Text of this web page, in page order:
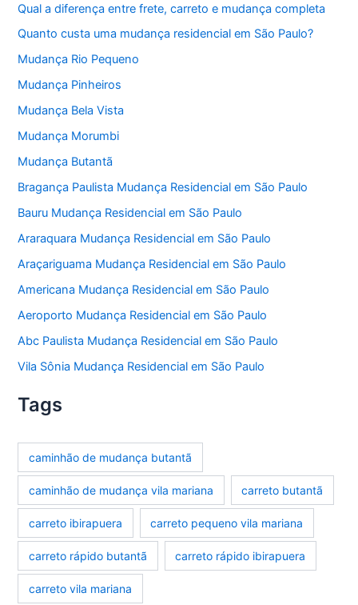
Qual a diferença entre frete, carreto e mudança completa
Quanto custa uma mudança residencial em São Paulo?
Mudança Rio Pequeno
Mudança Pinheiros
Mudança Bela Vista
Mudança Morumbi
Mudança Butantã
Bragança Paulista Mudança Residencial em São Paulo
Bauru Mudança Residencial em São Paulo
Araraquara Mudança Residencial em São Paulo
Araçariguama Mudança Residencial em São Paulo
Americana Mudança Residencial em São Paulo
Aeroporto Mudança Residencial em São Paulo
Abc Paulista Mudança Residencial em São Paulo
Vila Sônia Mudança Residencial em São Paulo
Tags
caminhão de mudança butantã
caminhão de mudança vila mariana carreto butantã
carreto ibirapuera carreto pequeno vila mariana
carreto rápido butantã carreto rápido ibirapuera
carreto vila mariana